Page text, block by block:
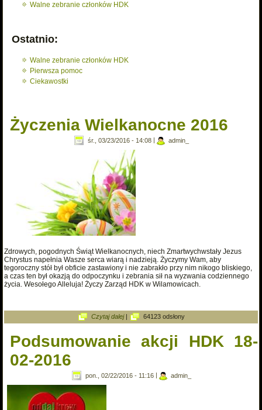
Walne zebranie członków HDK
Ostatnio:
Walne zebranie członków HDK
Pierwsza pomoc
Ciekawostki
Życzenia Wielkanocne 2016
śr., 03/23/2016 - 14:08| admin_
Zdrowych, pogodnych Świąt Wielkanocnych, niech Zmartwychwstały Jezus
Chrystus napełnia Wasze serca wiarą i nadzieją. Życzymy Wam, aby
tegoroczny stół był obficie zastawiony i nie zabrakło przy nim nikogo bliskiego,
a czas ten był okazją do odpoczynku i zebrania sił na wyzwania codziennego
życia. Wesołego Alleluja! Życzy Zarząd HDK w Wilamowicach.
Czytaj dalejwpis Życzenia Wielkanocne 2016
| 64123 odsłony
Podsumowanie akcji HDK 18-
02-2016
pon., 02/22/2016 - 11:16| admin_